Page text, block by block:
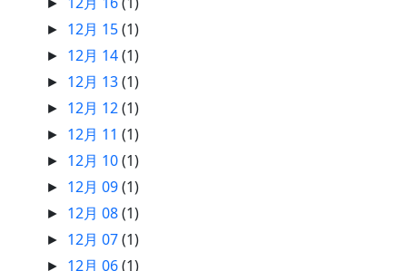
► 12月 15(1)
► 12月 14(1)
► 12月 13(1)
► 12月 12(1)
► 12月 11(1)
► 12月 10(1)
► 12月 09(1)
► 12月 08(1)
► 12月 07(1)
► 12月 06(1)